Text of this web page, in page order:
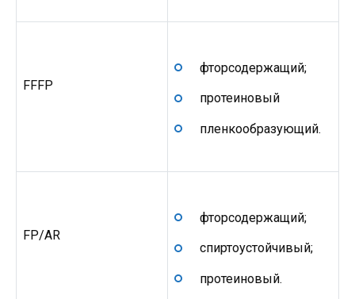
FFFP
фторсодержащий;
протеиновый
пленкообразующий.
FP/AR
фторсодержащий;
спиртоустойчивый;
протеиновый.